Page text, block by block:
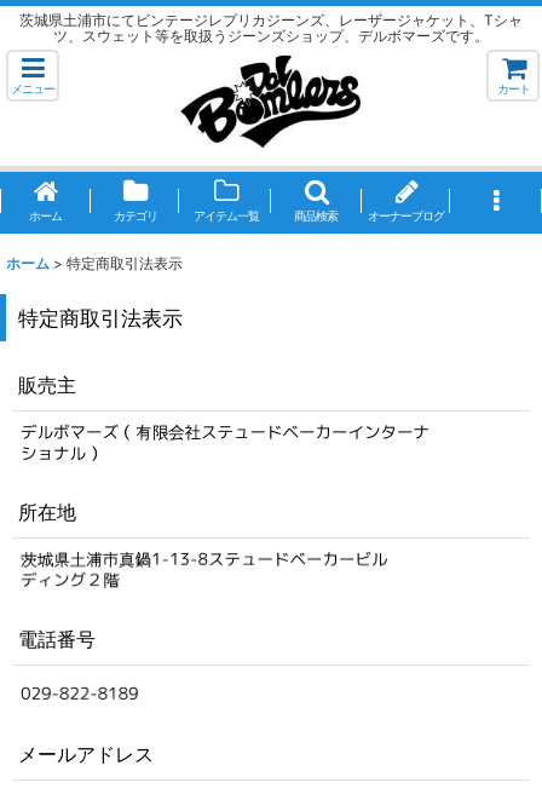
茨城県土浦市にてビンテージレプリカジーンズ、レーザージャケット、Tシャ
ツ、スウェット等を取扱うジーンズショップ、デルボマーズです。
メニュー カート
ホーム カテゴリ アイテム一覧 商品検索 オーナーブログ
ホーム > 特定商取引法表示
特定商取引法表示
販売主
所在地
電話番号
メールアドレス